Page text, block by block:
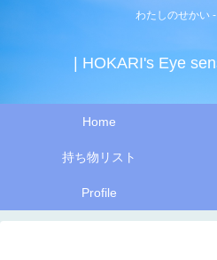
わたしのせかい
| HOKARI's Eye
Home
持ち物リスト
Profile